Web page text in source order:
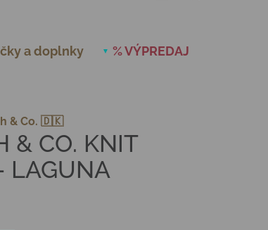
a doplnky % VÝPREDAJ
& CO. KNIT
LAGUNA
& Co. 🇩🇰